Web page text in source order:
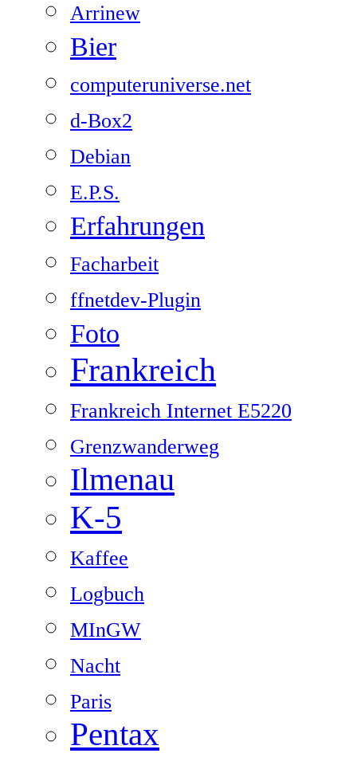
Arrinew
Bier
computeruniverse.net
d-Box2
Debian
E.P.S.
Erfahrungen
Facharbeit
ffnetdev-Plugin
Foto
Frankreich
Frankreich Internet E5220
Grenzwanderweg
Ilmenau
K-5
Kaffee
Logbuch
MInGW
Nacht
Paris
Pentax